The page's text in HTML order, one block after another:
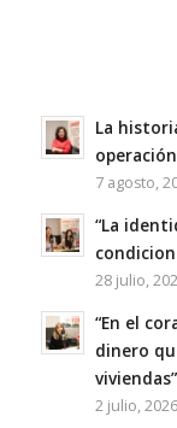
La
7 agosto,
“La
28 julio,
“En el
dinero
viviendas”
2 julio,